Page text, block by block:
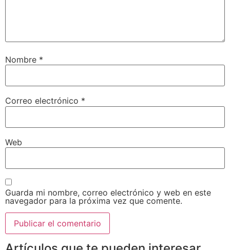
Nombre *
Correo electrónico *
Web
Guarda mi nombre, correo electrónico y web en este
navegador para la próxima vez que comente.